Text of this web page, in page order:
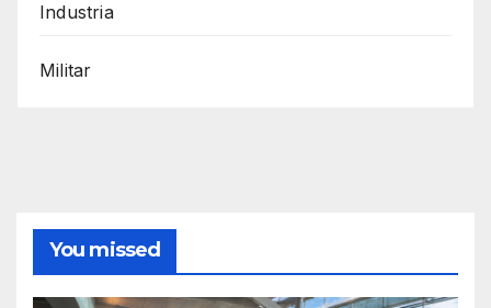
Industria
Militar
You missed